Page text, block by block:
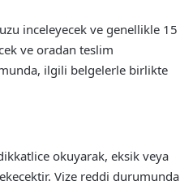
inceleyecek ve genellikle 15
ve oradan teslim
ilgili belgelerle birlikte
okuyarak, eksik veya
Vize reddi durumunda